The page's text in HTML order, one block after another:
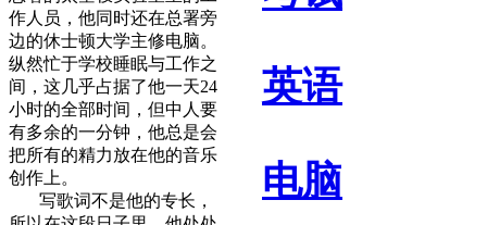
英语
电脑
作人员，他同时还在总署旁
边的休士顿大学主修电脑。
纵然忙于学校睡眠与工作之
间，这几乎占据了他一天24
小时的全部时间，但中人要
有多余的一分钟，他总是会
把所有的精力放在他的音乐
创作上。
写歌词不是他的专长，